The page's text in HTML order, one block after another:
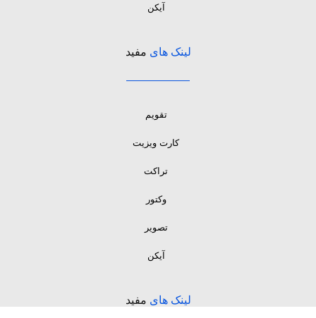
آیکن
لینک های مفید
تقویم
کارت ویزیت
تراکت
وکتور
تصویر
آیکن
لینک های مفید